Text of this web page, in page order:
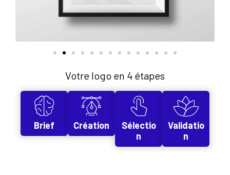
Votre logo en 4 étapes
Brief Création
Sélectio
n
Validatio
n